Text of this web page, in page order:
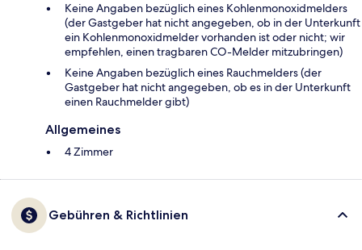
Keine Angaben bezüglich eines Kohlenmonoxidmelders
(der Gastgeber hat nicht angegeben, ob in der Unterkunft
ein Kohlenmonoxidmelder vorhanden ist oder nicht; wir
empfehlen, einen tragbaren CO-Melder mitzubringen)
Keine Angaben bezüglich eines Rauchmelders (der
Gastgeber hat nicht angegeben, ob es in der Unterkunft
einen Rauchmelder gibt)
Allgemeines
4 Zimmer
Gebühren & Richtlinien